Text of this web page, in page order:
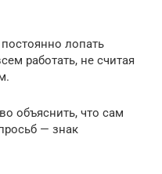
лопать
работать, не считая
объяснить, что сам
— знак